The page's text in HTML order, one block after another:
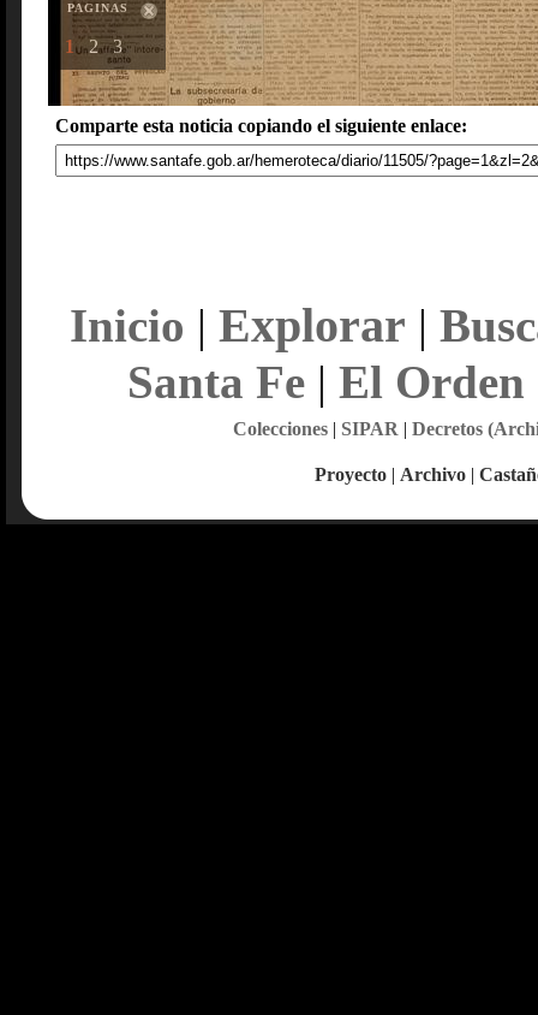
PAGINAS
1 2 3
Comparte esta noticia copiando el siguiente enlace:
Inicio | Explorar |
Santa Fe| El Orden
Colecciones| SIPAR | Decretos
Proyecto | Archivo |